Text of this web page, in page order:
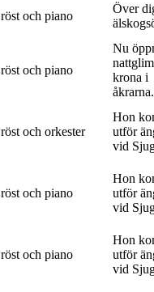
röst och piano
Över
röst och piano
Nu
krona i
röst och orkester
Hon
utför
vid
röst och piano
Hon
utför
vid
röst och piano
Hon
utför
vid